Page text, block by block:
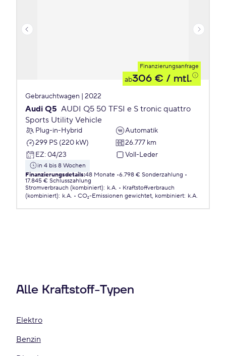
Finanzierungsanfrage
ab306 € / mtl.
Gebrauchtwagen | 2022
Audi Q5 AUDI Q5 50 TFSI e S tronic quattro
Sports Utility Vehicle
Plug-in-Hybrid
Automatik
299 PS (220 kW)
26.777 km
EZ: 04/23 Voll-Leder
in 4 bis 8 Wochen
Finanzierungsdetails:48 Monate 6.798 € Sonderzahlung
17.845 € Schlusszahlung
Stromverbrauch (kombiniert): k.A.
Kraftstoffverbrauch
(kombiniert): k.A. CO₂-Emissionen gewichtet, kombiniert: k.A.
Alle Kraftstoff-Typen
Elektro
Benzin